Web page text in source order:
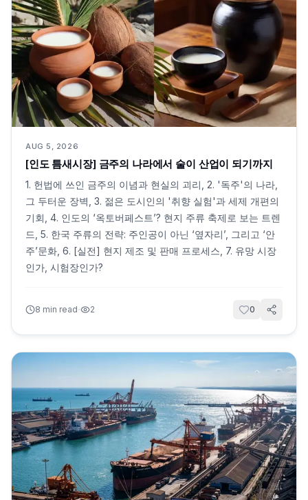
AUG 5, 2026
[인도 틈새시장] 금주의 나라에서 술이 산업이 되기까지
1. 헌법에 쓰인 금주의 이념과 현실의 괴리, 2. '독주'의 나라,
그 두터운 장벽, 3. 젊은 도시인의 '취향 실험'과 세제 개편의
기회, 4. 인도의 ‘옥토버페스트’? 현지 주류 축제로 보는 트렌
드, 5. 한국 주류의 전략: 주인공이 아닌 ‘옆자리’, 그리고 ‘안
주’문화, 6. [실전] 현지 제조 및 판매 프로세스, 7. 유망 시장
인가, 시험장인가?
8 min read· 2 0